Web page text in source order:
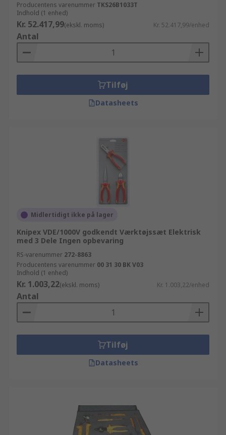
Producentens varenummer TKS26B1033T
Indhold (1 enhed)
Kr. 52.417,99(ekskl. moms) Kr. 52.417,99/enhed
Antal
Tilføj
Datasheets
Midlertidigt ikke på lager
Knipex VDE/1000V godkendt Værktøjssæt Elektrisk
med 3 Dele Ingen opbevaring
RS-varenummer 272-8863
Producentens varenummer 00 31 30 BK V03
Indhold (1 enhed)
Kr. 1.003,22(ekskl. moms) Kr. 1.003,22/enhed
Antal
Tilføj
Datasheets